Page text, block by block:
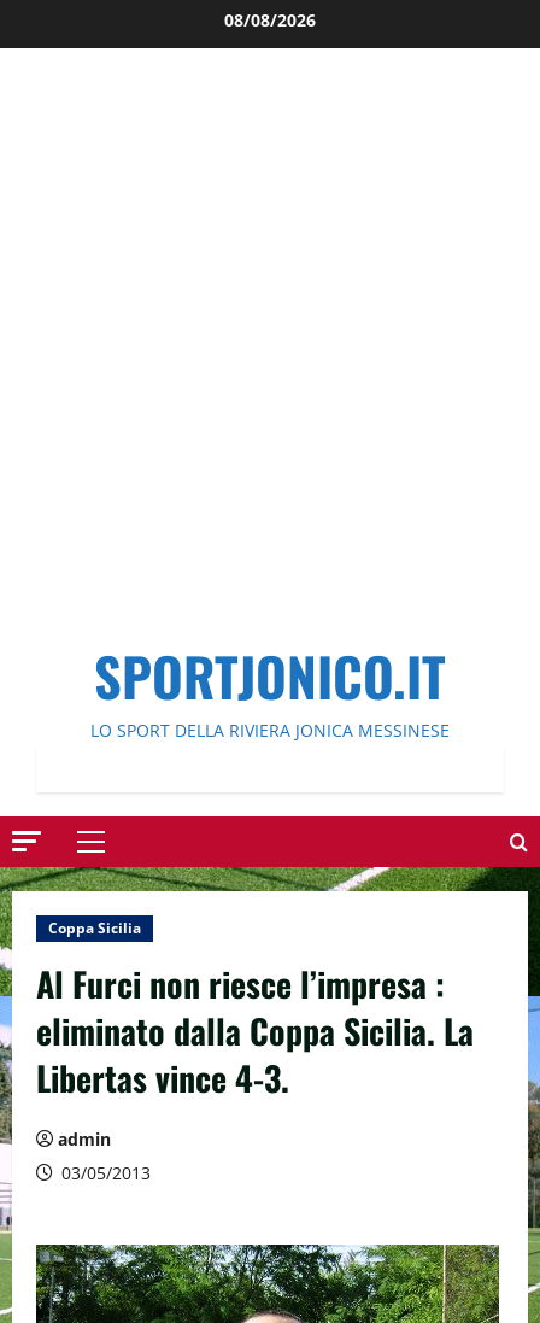
al
08/08/2026
SPORTJONICO.IT
LO SPORT DELLA RIVIERA JONICA MESSINESE
Menu
principale
Coppa Sicilia
Al Furci non riesce l’impresa :
eliminato dalla Coppa Sicilia. La
Libertas vince 4-3.
admin
03/05/2013